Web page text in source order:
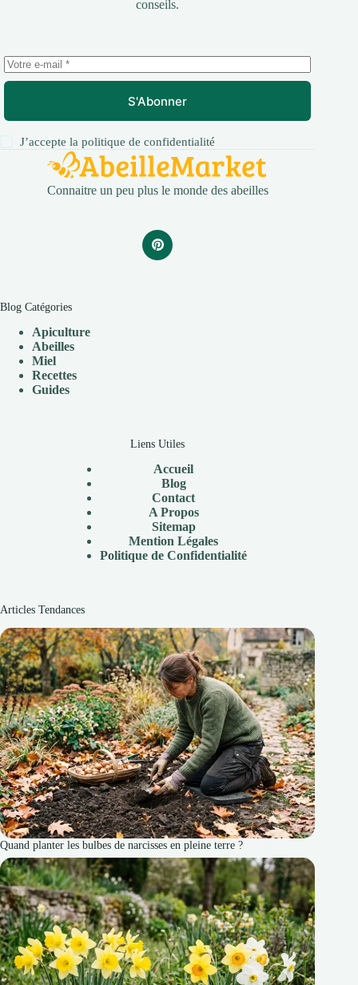
conseils.
S'Abonner
J’accepte lapolitique de confidentialité
Connaitre un peu plus le monde des abeilles
Blog Catégories
Apiculture
Abeilles
Miel
Recettes
Guides
Liens Utiles
Accueil
Blog
Contact
A Propos
Sitemap
Mention Légales
Politique de Confidentialité
Articles Tendances
Quand planter les bulbes de narcisses en pleine terre ?